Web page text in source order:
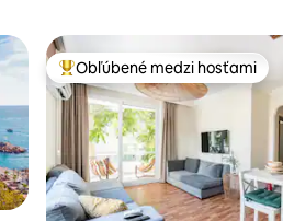
Najobľúbenejšie medzi hosťami
Obľúbené medzi hosťami